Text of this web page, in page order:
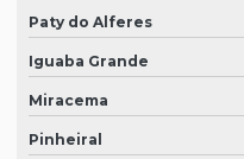
Paty do Alferes
Iguaba Grande
Miracema
Pinheiral